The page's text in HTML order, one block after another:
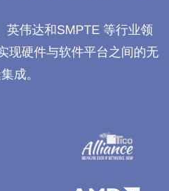
英伟达和SMPTE 等行业领
现硬件与软件平台之间的无
成。